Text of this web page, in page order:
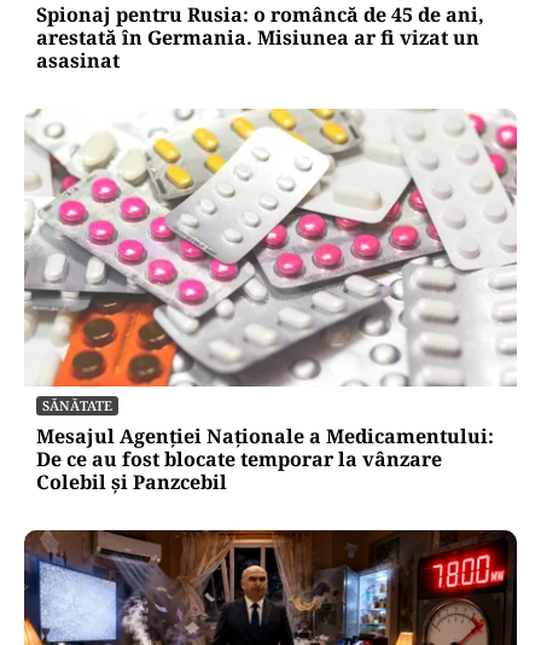
Spionaj pentru Rusia: o româncă de 45 de ani,
arestată în Germania. Misiunea ar fi vizat un
asasinat
SĂNĂTATE
Mesajul Agenției Naționale a Medicamentului:
De ce au fost blocate temporar la vânzare
Colebil și Panzcebil